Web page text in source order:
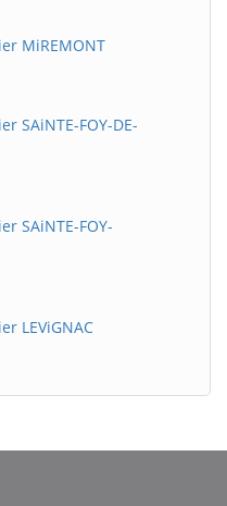
MiREMONT
SAiNTE-FOY-DE-
SAiNTE-FOY-
LEViGNAC